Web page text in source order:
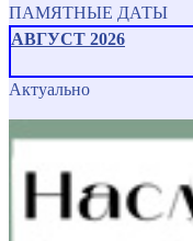
ПАМЯТНЫЕ ДАТЫ
АВГУСТ 2026
Актуально